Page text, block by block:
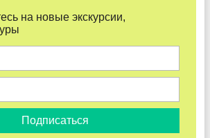
на новые экскурсии,
Подписаться